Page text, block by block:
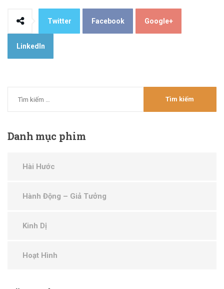
Twitter Facebook Google+
LinkedIn
Danhmục phim
Hài Hước
Hành Động – Giả Tưởng
Kinh Dị
Hoạt Hình